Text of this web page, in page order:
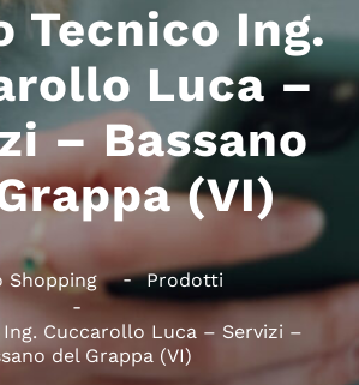
Tecnico Ing.
Luca –
– Bassano
(VI)
Shopping Prodotti
Cuccarollo Luca – Servizi –
del Grappa (VI)